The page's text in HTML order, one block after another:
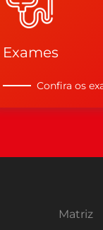
Exames
Confira os
Matriz